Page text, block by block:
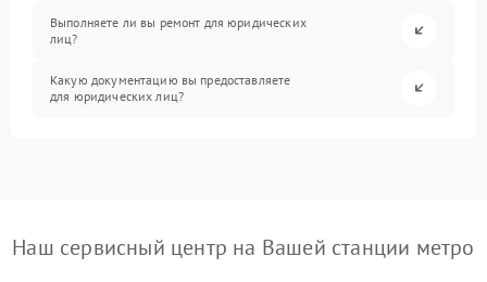
Выполняете ли вы ремонт для юридических
лиц?
Какую документацию вы предоставляете
для юридических лиц?
Наш сервисный центр на Вашей станции метро